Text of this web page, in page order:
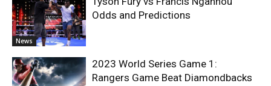
News
Odds and Predictions
2023 World Series Game 1:
Rangers Game Beat Diamondbacks